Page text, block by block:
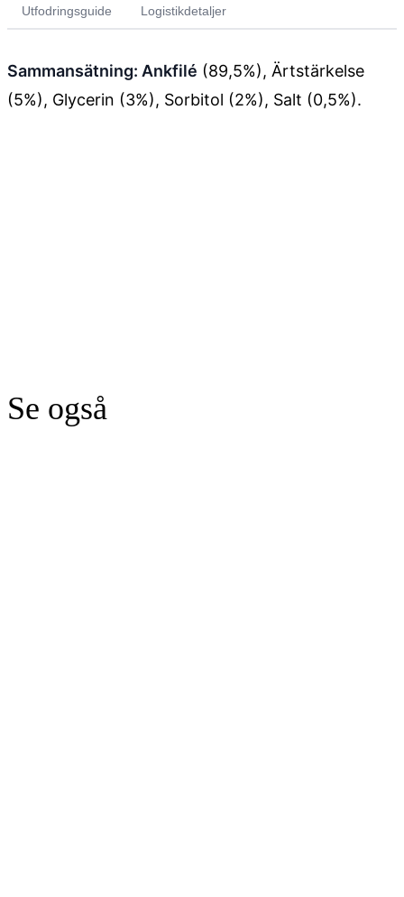
Utfodringsguide Logistikdetaljer
Sammansätning: Ankfilé (89,5%), Ärtstärkelse
(5%), Glycerin (3%), Sorbitol (2%), Salt (0,5%).
Se også